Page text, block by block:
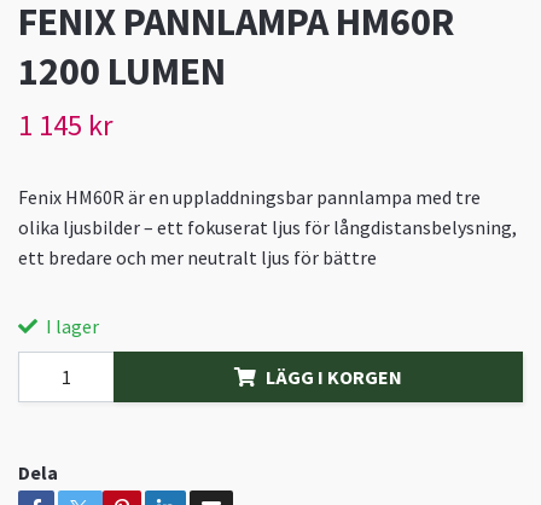
FENIX PANNLAMPA HM60R
1200 LUMEN
1 145 kr
Fenix HM60R är en uppladdningsbar pannlampa med tre
olika ljusbilder – ett fokuserat ljus för långdistansbelysning,
ett bredare och mer neutralt ljus för bättre
I lager
LÄGG I KORGEN
Dela